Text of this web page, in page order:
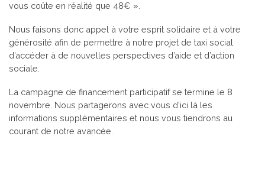
vous coûte en réalité que 48€ ».
Nous faisons donc appel à votre esprit solidaire et à votre
générosité afin de permettre à notre projet de taxi social
d’accéder à de nouvelles perspectives d’aide et d’action
sociale.
La campagne de financement participatif se termine le 8
novembre. Nous partagerons avec vous d’ici là les
informations supplémentaires et nous vous tiendrons au
courant de notre avancée.